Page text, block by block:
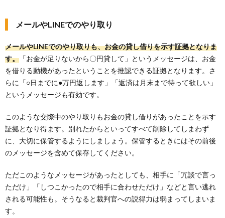
メールやLINEでのやり取り
メールやLINEでのやり取りも、お金の貸し借りを示す証拠となりま
す。 「お金が足りないから〇円貸して」というメッセージは、お金
を借りる動機があったということを推認できる証拠となります。さ
らに「○日までに●万円返します」「返済は月末まで待って欲しい」
というメッセージも有効です。
このような交際中のやり取りもお金の貸し借りがあったことを示す
証拠となり得ます。別れたからといってすべて削除してしまわず
に、大切に保管するようにしましょう。保管するときにはその前後
のメッセージを含めて保存してください。
ただこのようなメッセージがあったとしても、相手に「冗談で言っ
ただけ」「しつこかったので相手に合わせただけ」などと言い逃れ
される可能性も。そうなると裁判官への説得力は弱まってしまいま
す。